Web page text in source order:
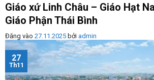
Giáo xứ Linh Châu – Giáo Hạt
Giáo Phận Thái Bình
Đăng vào 27.11.2025 bởi admin
27
Th11